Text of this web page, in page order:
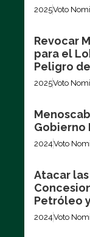
2025Voto
Revocar
para el
Peligro
2025Voto
Gobierno
2024Voto
Atacar
Petróleo
2024Voto